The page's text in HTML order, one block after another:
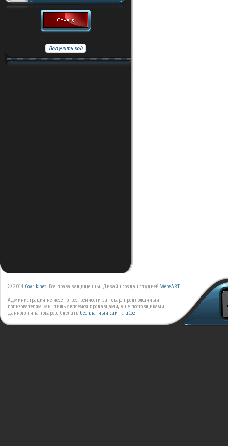
© 2014 Covrik.net. Все права защищенны. Дизайн создан студией WebeART
Администрация не несёт отвественности за товар, предложанный
пользователям, мы лишь являемся продавцами, а не постовщиками
данного типа товаров. Сделать бесплатный сайт с uCoz